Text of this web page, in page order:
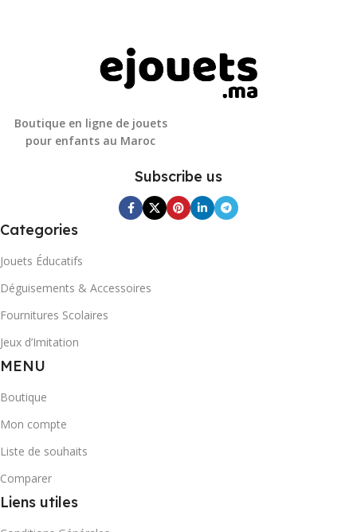
Boutique en ligne de jouets
pour enfants au Maroc
Subscribe us
Categories
Jouets Éducatifs
Déguisements & Accessoires
Fournitures Scolaires
Jeux d’Imitation
MENU
Boutique
Mon compte
Liste de souhaits
Comparer
Liens utiles